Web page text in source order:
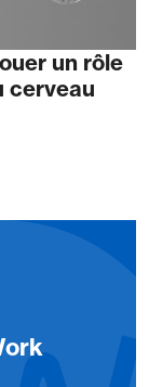
un rôle
cerveau